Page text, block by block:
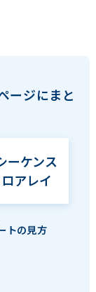
ージにまと
ーケンス
アレイ
トの見方